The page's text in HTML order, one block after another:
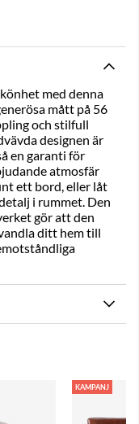
med denna
mått på 56
och stilfull
designen är
en garanti för
atmosfär
ett bord, eller låt
i rummet. Den
gör att den
ditt hem till
KAMPANJ